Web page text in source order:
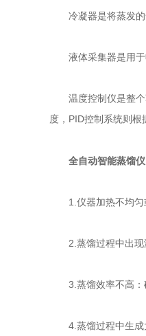
冷凝器是将蒸发的气
液体采集器是用于收
温度控制仪是整个
度，PID控制系统则
全自动智能蒸馏仪
1.仪器加热不均匀或
2.蒸馏过程中出现漏
3.蒸馏效率不高：确
4.蒸馏过程中生成大